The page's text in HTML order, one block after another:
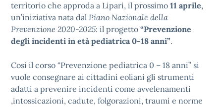
territorio che approda a Lipari, il prossimo 11 aprile,
un’iniziativa nata dal Piano Nazionale della
Prevenzione 2020-2025: il progetto “Prevenzione
degli incidenti in età pediatrica 0-18 anni”.
Così il corso “Prevenzione pediatrica 0 – 18 anni” si
vuole consegnare ai cittadini eoliani gli strumenti
adatti a prevenire incidenti come avvelenamenti
,intossicazioni, cadute, folgorazioni, traumi e norme